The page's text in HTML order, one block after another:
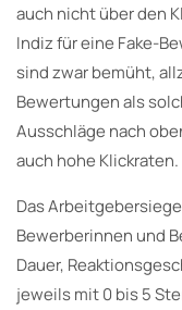
auch nicht über den
Indiz für eine Fake-
sind zwar bemüht,
Bewertungen als
Ausschläge nach
auch hohe Klickraten.
Das
Bewerberinnen und
Dauer,
jeweils mit 0 bis 5